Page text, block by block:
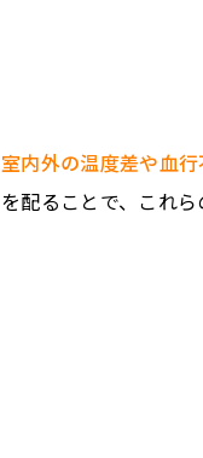
室内外の温度差や血
を配ることで、これら